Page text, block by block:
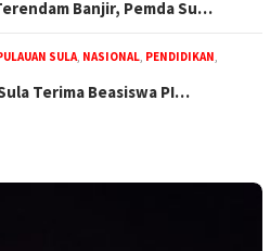
Banjir, Pemda Su…
SULA, NASIONAL, PENDIDIKAN,
Terima Beasiswa PI…